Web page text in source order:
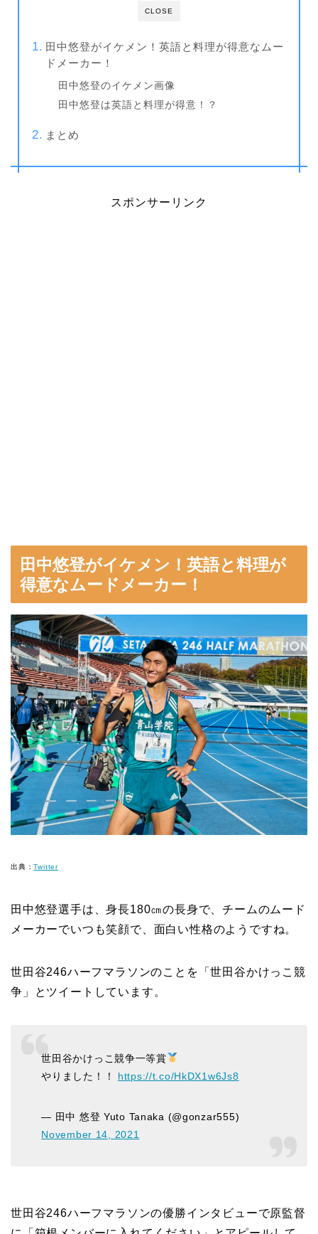
CLOSE
田中悠登がイケメン！英語と料理が得意なムー
ドメーカー！
田中悠登のイケメン画像
田中悠登は英語と料理が得意！？
まとめ
スポンサーリンク
田中悠登がイケメン！英語と料理が
得意なムードメーカー！
出典：Twitter
田中悠登選手は、身長180㎝の長身で、チームのムード
メーカーでいつも笑顔で、面白い性格のようですね。
世田谷246ハーフマラソンのことを「世田谷かけっこ競
争」とツイートしています。
世田谷かけっこ競争一等賞
やりました！！ https://t.co/HkDX1w6Js8
— 田中 悠登 Yuto Tanaka (@gonzar555)
November 14, 2021
世田谷246ハーフマラソンの優勝インタビューで原監督